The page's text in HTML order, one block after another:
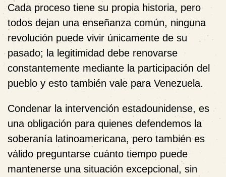
Cada proceso tiene su propia historia, pero
todos dejan una enseñanza común, ninguna
revolución puede vivir únicamente de su
pasado; la legitimidad debe renovarse
constantemente mediante la participación del
pueblo y esto también vale para Venezuela.
Condenar la intervención estadounidense, es
una obligación para quienes defendemos la
soberanía latinoamericana, pero también es
válido preguntarse cuánto tiempo puede
mantenerse una situación excepcional, sin